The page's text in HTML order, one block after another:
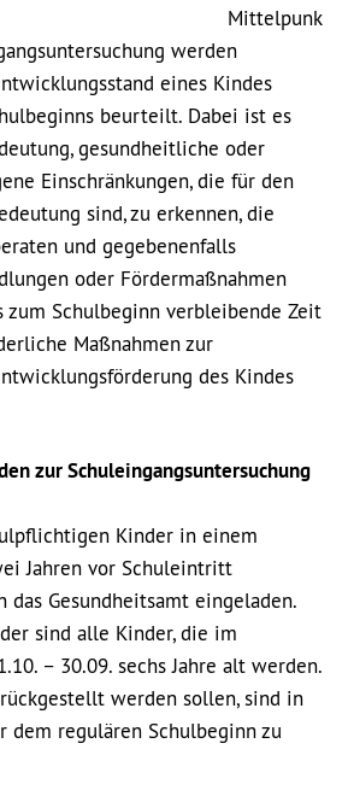
Mittelpunk
werden
eines Kindes
beurteilt. Dabei ist es
gesundheitliche oder
Einschränkungen, die für den
sind, zu erkennen, die
und gegebenenfalls
oder Fördermaßnahmen
Schulbeginn verbleibende Zeit
Maßnahmen zur
des Kindes
zur Schuleingangsuntersuchung
Kinder in einem
Jahren vor Schuleintritt
Gesundheitsamt eingeladen.
sind alle Kinder, die im
– 30.09. sechs Jahre alt werden.
werden sollen, sind in
dem regulären Schulbeginn zu